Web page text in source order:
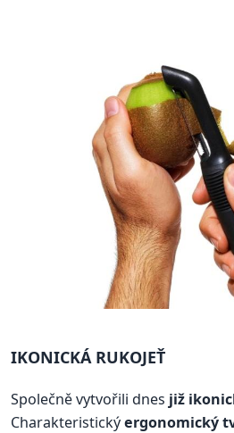
IKONICKÁ RUKOJEŤ
Společně vytvořili dnes již
Charakteristickýergonomický